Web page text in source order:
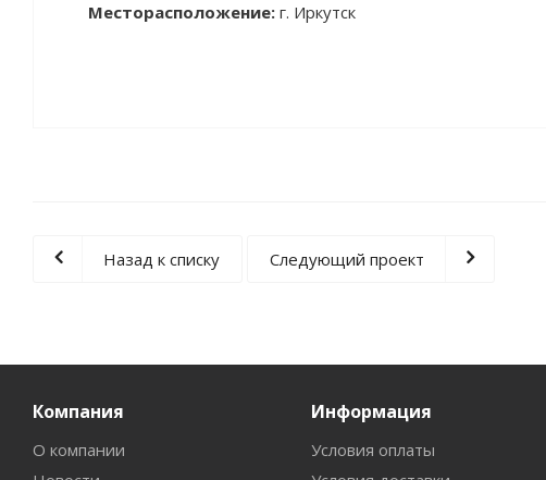
Месторасположение: г. Иркутск
Назад к списку Следующий проект
Компания
О компании
Информация
Условия оплаты